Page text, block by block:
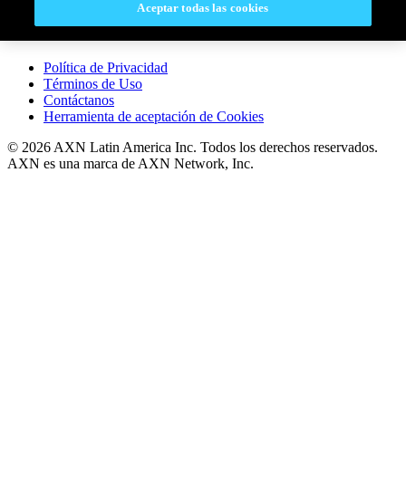
LEGAL
Política de Privacidad
Términos de Uso
Contáctanos
Herramienta de aceptación de Cookies
© 2026 AXN Latin America Inc. Todos los derechos reservados.
AXN es una marca de AXN Network, Inc.
Aceptar todas las cookies